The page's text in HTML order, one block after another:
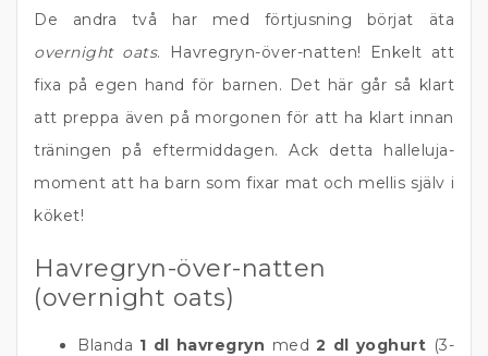
De andra två har med förtjusning börjat äta
overnight oats. Havregryn-över-natten! Enkelt att
fixa på egen hand för barnen. Det här går så klart
att preppa även på morgonen för att ha klart innan
träningen på eftermiddagen. Ack detta halleluja-
moment att ha barn som fixar mat och mellis själv i
köket!
Havregryn-över-natten
(overnight oats)
Blanda 1 dl havregryn med2 dl yoghurt (3-